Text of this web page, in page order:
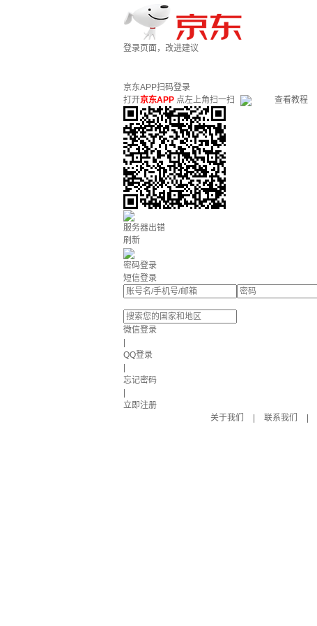
登录页面，改进建议
京东APP扫码登录
打开京东APP 点左上角扫一扫 查看教程
服务器出错
刷新
密码登录
短信登录
微信登录
QQ登录
忘记密码
立即注册
关于我们
联系我们